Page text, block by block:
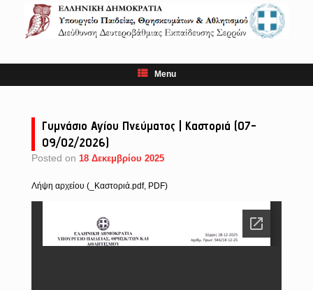
content
Menu
Γυμνάσιο Αγίου Πνεύματος | Καστοριά (07-
09/02/2026)
Posted on 18 Δεκεμβρίου 2025
Λήψη αρχείου (_Καστοριά.pdf, PDF)